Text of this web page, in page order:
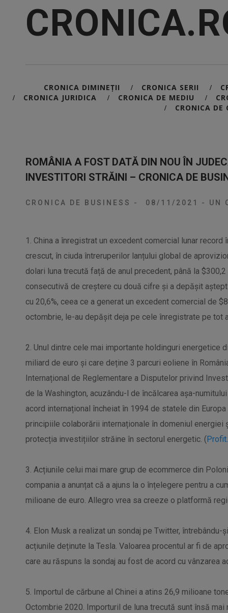
CRONICA DIMINEȚII / CRONICA SERII /
/ CRONICA JURIDICA / CRONICA DE MEDIU /
/ CRONICA DE
ROMÂNIA A FOST DATĂ DIN NOU ÎN
INVESTITORI STRĂINI – CRONICA DE
CRONICA DE BUSINESS - 08/11/2021 - UN
1. China a înregistrat un excedent comercial lunar
crescut, în ciuda întreruperilor lanțului global de
dolari luna trecută față de anul precedent, până la
consecutivă de creștere cu două cifre și a depășit
cu 20,6%, ceea ce a generat un excedent comercial de
octombrie, le-au depășit deja pe cele înregistrate pe tot
2. Unul dintre cele mai importante holdinguri energetice
miliard de euro și care deține 3 parcuri eoliene în
Internațional de Reglementare a Disputelor privind
de la Washington, acuzându-l de încălcarea așa-
acord internațional încheiat în 1994 de statele din
principiile colaborării internaționale în domeniul energiei
protecția investițiilor străine în sectorul energetic. (
3. Acțiunile celui mai mare grup de ecommerce din
compania a anunțat că a ajuns la o înțelegere pentru a
milioane de euro. Allegro vrea sa creeze o platformă
4. Elon Musk a realizat un sondaj pe Twitter,
acțiunile deținute la Tesla. Valoarea procentul ar fi de
care au răspuns la sondaj au fost de acord cu vânzarea
5. Importul de cărbune al Chinei a atins 26,9 milioane
Octombrie 2020. Importuril de luna trecută sunt însă